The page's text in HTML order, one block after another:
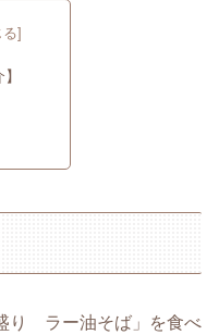
り ラー油そば」を食べ